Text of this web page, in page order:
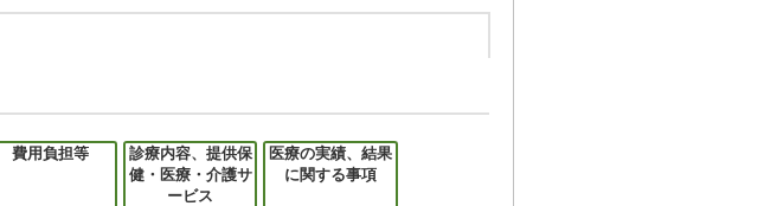
費用負担等
診療内容、提供保
健・医療・介護サ
ービス
医療の実績、結果
に関する事項